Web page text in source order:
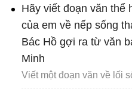
Hãy viết đoạn văn thể
của em về nếp sống
Bác Hồ gợi ra từ văn
Minh
Viết một đoạn văn về lối